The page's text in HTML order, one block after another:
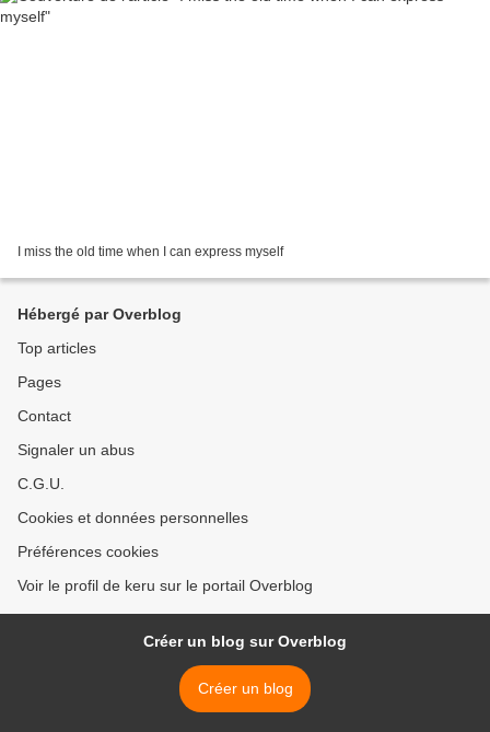
I miss the old time when I can express myself
Hébergé par Overblog
Top articles
Pages
Contact
Signaler un abus
C.G.U.
Cookies et données personnelles
Préférences cookies
Voir le profil de keru sur le portail Overblog
Créer un blog sur Overblog
Créer un blog